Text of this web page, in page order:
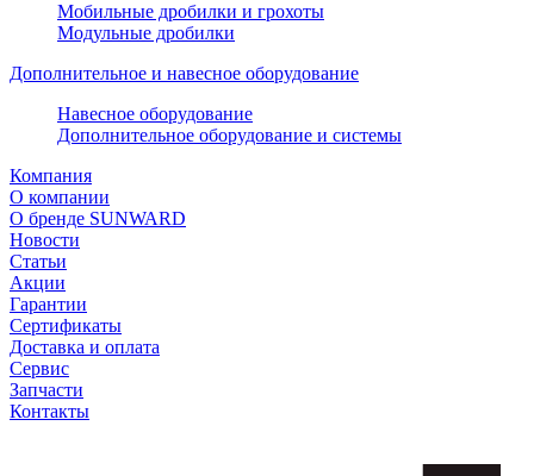
Мобильные дробилки и грохоты
Модульные дробилки
Дополнительное и навесное оборудование
Навесное оборудование
Дополнительное оборудование и системы
Компания
О компании
О бренде SUNWARD
Новости
Статьи
Акции
Гарантии
Сертификаты
Доставка и оплата
Сервис
Запчасти
Контакты